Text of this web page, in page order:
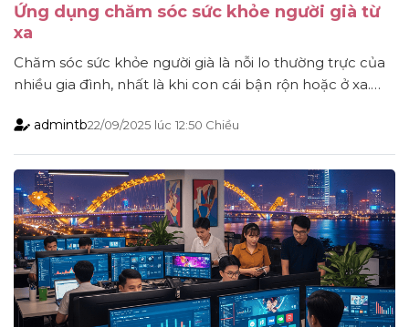
Ứng dụng chăm sóc sức khỏe người già từ
xa
Chăm sóc sức khỏe người già là nỗi lo thường trực của
nhiều gia đình, nhất là khi con cái bận rộn hoặc ở xa.
sức khỏe, đặt thuốc chính hãng và hỗ trợ từ xa dễ dàng
hơn. Đây chính là giải [...]
admintb22/09/2025 lúc 12:50 Chiều